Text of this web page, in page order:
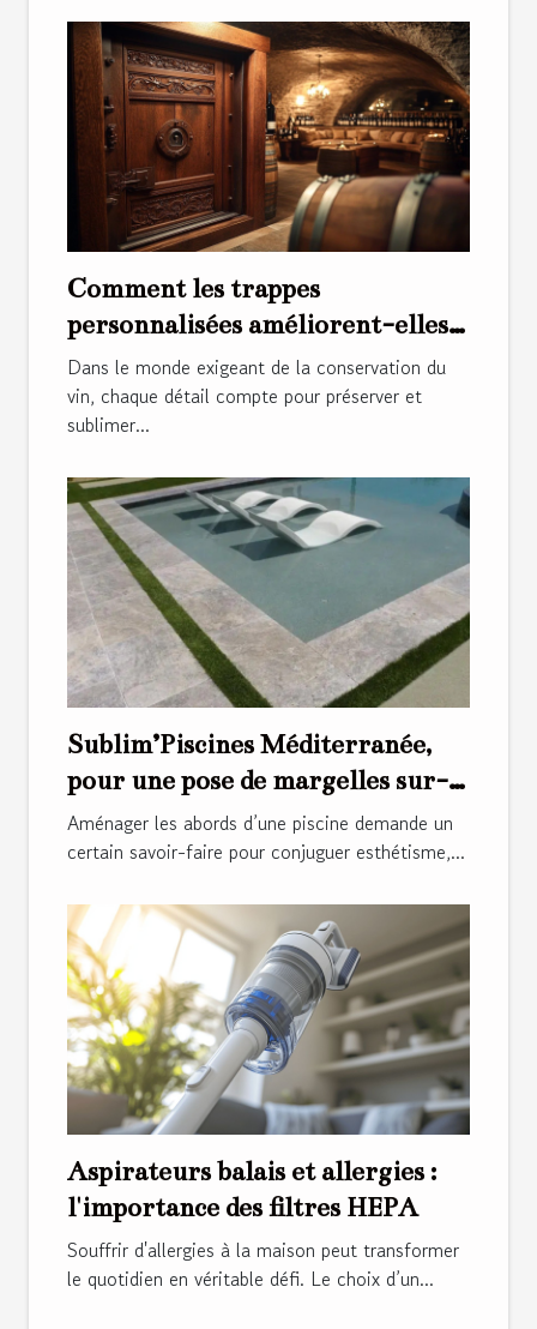
Comment les trappes
personnalisées améliorent-elles
l'esthétique et la sécurité des
caves à vin ?
Dans le monde exigeant de la conservation du
vin, chaque détail compte pour préserver et
sublimer...
Sublim’Piscines Méditerranée,
pour une pose de margelles sur-
mesure !
Aménager les abords d’une piscine demande un
certain savoir-faire pour conjuguer esthétisme,...
Aspirateurs balais et allergies :
l'importance des filtres HEPA
Souffrir d'allergies à la maison peut transformer
le quotidien en véritable défi. Le choix d’un...